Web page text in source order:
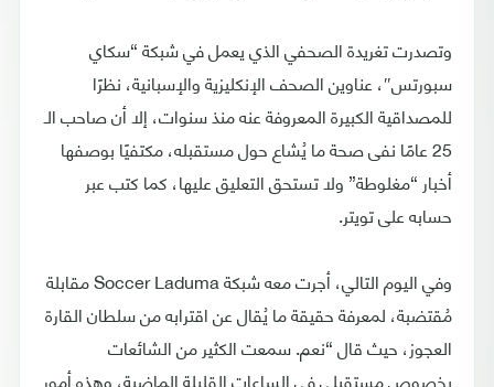
وتصدرت تغريدة الصحفي الذي يعمل في شبكة “سكاي
سبورتس″، عناوين الصحف الإنكليزية والإسبانية، نظرًا
للمصداقية الكبيرة المعروفة عنه منذ سنوات، إلا أن صاحب الـ
25 عامًا نفى صحة ما يُشاع حول مستقبله، مكتفيًا بوصفها
أخبار “مغلوطة” ولا تستحق التعليق عليها، كما كتب عبر
حسابه على تويتر.
وفي اليوم التالي، أجرت معه شبكة Soccer Laduma مقابلة
مُقتضبة، لمعرفة حقيقة ما يُقال عن اقترابه من سلطان القارة
العجوز، حيث قال “نعم. سمعت الكثير من الشائعات
بخصوص مستقبلي في الساعات القليلة الماضية، وهذه أمور